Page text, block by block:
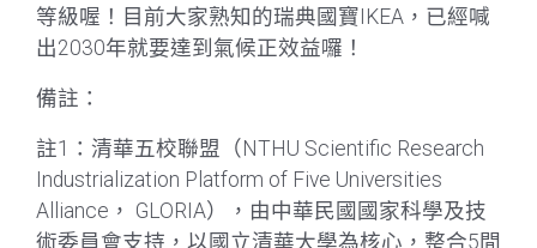
等級喔！目前大家熟知的瑞典國寶IKEA，已經喊
出2030年就要達到氣候正效益囉！
備註：
註1：清華五校聯盟（NTHU Scientific Research
Industrialization Platform of Five Universities
Alliance， GLORIA），由中華民國國家科學及技
術委員會支持，以國立清華大學為核心，整合5間